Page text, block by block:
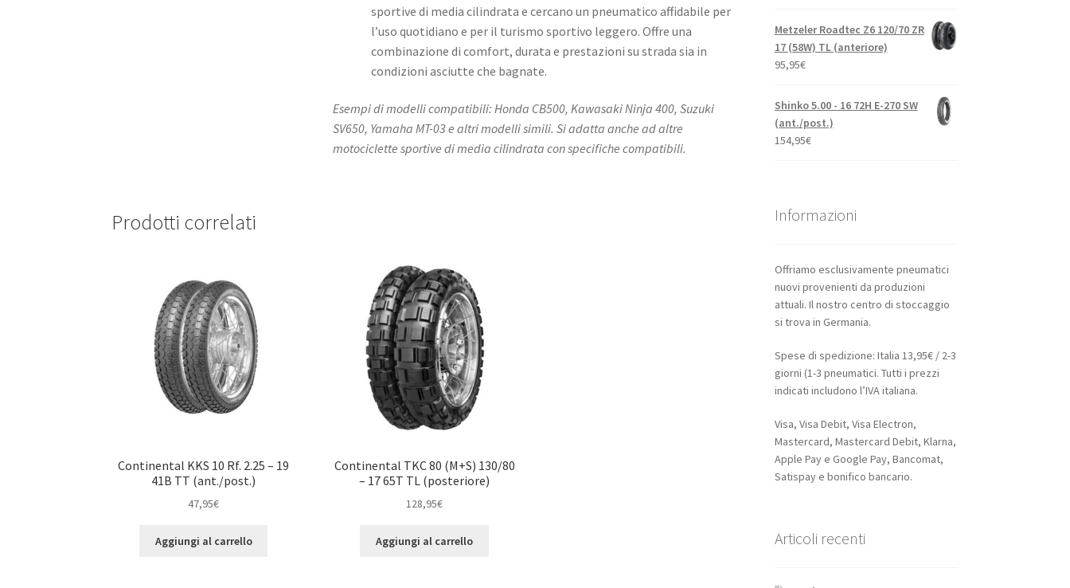
sportive di media cilindrata e cercano un pneumatico affidabile per
l’uso quotidiano e per il turismo sportivo leggero. Offre una
combinazione di comfort, durata e prestazioni su strada sia in
condizioni asciutte che bagnate.
Esempi di modelli compatibili: Honda CB500, Kawasaki Ninja 400, Suzuki
SV650, Yamaha MT-03 e altri modelli simili. Si adatta anche ad altre
motociclette sportive di media cilindrata con specifiche compatibili.
Prodotti correlati
Continental KKS 10 Rf. 2.25 – 19
41B TT (ant./post.)
47,95€
Aggiungi al carrello
Continental TKC 80 (M+S) 130/80
– 17 65T TL (posteriore)
128,95€
Aggiungi al carrello
Metzeler Roadtec Z6 120/70 ZR
17 (58W) TL (anteriore)
95,95€
Shinko 5.00 - 16 72H E-270 SW
(ant./post.)
154,95€
Informazioni
Offriamo esclusivamente pneumatici
nuovi provenienti da produzioni
attuali. Il nostro centro di stoccaggio
si trova in Germania.
Spese di spedizione: Italia 13,95€ / 2-3
giorni (1-3 pneumatici. Tutti i prezzi
indicati includono l’IVA italiana.
Visa, Visa Debit, Visa Electron,
Mastercard, Mastercard Debit, Klarna,
Apple Pay e Google Pay, Bancomat,
Satispay e bonifico bancario.
Articoli recenti